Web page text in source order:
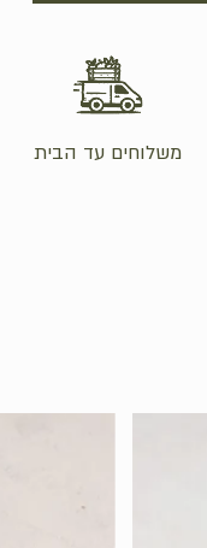
משלוחים עד הבית